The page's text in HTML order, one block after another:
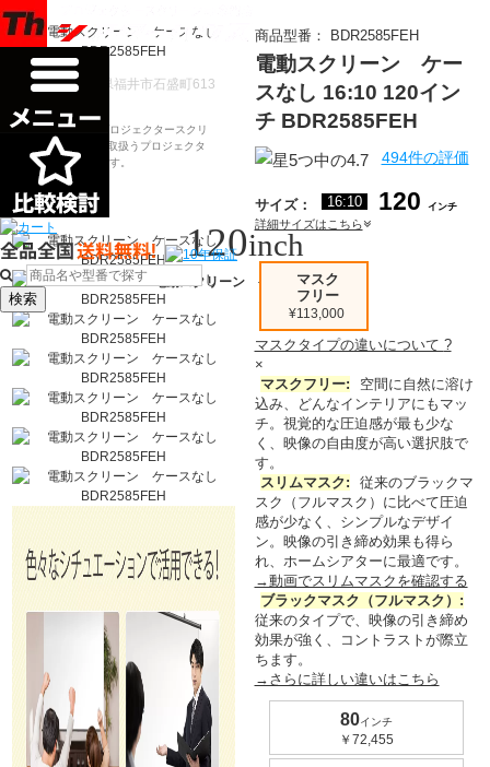
検索
120inch
電動スクリーン ケースなし
電動スクリーン ケー
スなし 16:10 120イン
チBDR2585FEH
商品型番： BDR2585FEH
494件の評価
サイズ： 16:10 120 インチ
詳細サイズはこちら
マスク
フリー
¥113,000
マスクタイプの違いについて ?
×
マスクフリー:
空間に自然に溶け
込み、どんなインテリアにもマッ
チ。 視覚的な圧迫感が最も少な
く 、映像の自由度が高い選択肢で
す。
スリムマスク:
従来のブラックマ
スク（フルマスク）に比べて圧迫
感が少なく、シンプルなデザイ
ン。 映像の引き締め効果も得ら
れ、ホームシアターに最適です。
→動画でスリムマスクを確認する
ブラックマスク（フルマスク）:
従来のタイプで、映像の引き締め
効果が強く、コントラストが際立
ちます。
→さらに詳しい違いはこちら
80インチ
￥72,455
〒910-0122 福井県福井市石盛町613
シアターハウスは、プロジェクタースクリ
ーンを全部で500以上取扱うプロジェクタ
ースクリーン専門店です。